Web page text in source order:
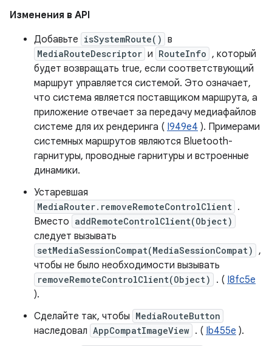
Изменения в API
Добавьте isSystemRoute() в
MediaRouteDescriptor и RouteInfo , который
будет возвращать true, если соответствующий
маршрут управляется системой. Это означает,
что система является поставщиком маршрута, а
приложение отвечает за передачу медиафайлов
системе для их рендеринга ( I949e4 ). Примерами
системных маршрутов являются Bluetooth-
гарнитуры, проводные гарнитуры и встроенные
динамики.
Устаревшая
MediaRouter.removeRemoteControlClient .
Вместо addRemoteControlClient(Object)
следует вызывать
setMediaSessionCompat(MediaSessionCompat) ,
чтобы не было необходимости вызывать
removeRemoteControlClient(Object) . ( I8fc5e
).
Сделайте так, чтобы MediaRouteButton
наследовал AppCompatImageView . ( Ib455e ).